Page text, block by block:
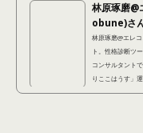
林原琢磨
obune)さ
林原琢磨@エレ
ト。性格診断ツ
コンサルタント
りここはうす」
に手を出してい